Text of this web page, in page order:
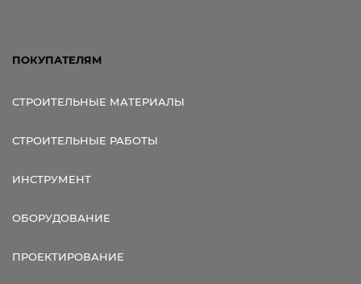
ПОКУПАТЕЛЯМ
СТРОИТЕЛЬНЫЕ МАТЕРИАЛЫ
СТРОИТЕЛЬНЫЕ РАБОТЫ
ИНСТРУМЕНТ
ОБОРУДОВАНИЕ
ПРОЕКТИРОВАНИЕ